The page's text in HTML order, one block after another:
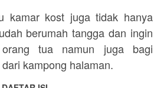
kamar kost juga tidak hanya
berumah tangga dan ingin
tua namun juga bagi
kampong halaman.